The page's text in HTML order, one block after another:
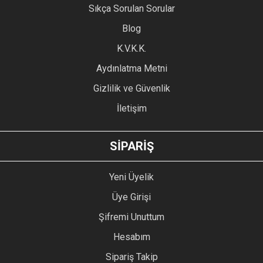
Ürün açıklamasında eksik bilgiler bulunuyor.
Ürün bilgilerinde hatalar bulunuyor.
Ürün fiyatı diğer sitelerden daha pahalı.
GÖNDER
Sıkça Sorulan Sorular
Blog
K.V.K.K.
Aydınlatma Metni
Gizlilik ve Güvenlik
İletişim
SİPARİŞ
Yeni Üyelik
Üye Girişi
Şifremi Unuttum
Hesabım
Sipariş Takip